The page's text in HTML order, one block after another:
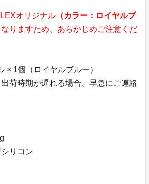
オリジナル （カラー：ロイヤルブ
りますため、あらかじめご注意くだ
× 1個（ロイヤルブルー）
荷時期が遅れる場合、早急にご連絡
リコン